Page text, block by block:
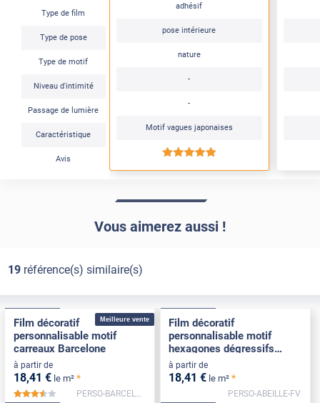
Type de film
Type de pose
Type de motif
Niveau d'intimité
Passage de lumière
Caractéristique
Avis
adhésif
pose intérieure
nature
-
-
Motif vagues japonaises
*****
Vous aimerez aussi !
19référence(s) similaire(s)
Meilleure vente
Film décoratif
personnalisable motif
carreaux Barcelone
à partir de
18,41 € le m² *
*****
PERSO-BARCELONE-FV
Film décoratif
personnalisable motif
hexagones dégressifs
Abeille
à partir de
18,41 € le m² *
PERSO-ABEILLE-FV